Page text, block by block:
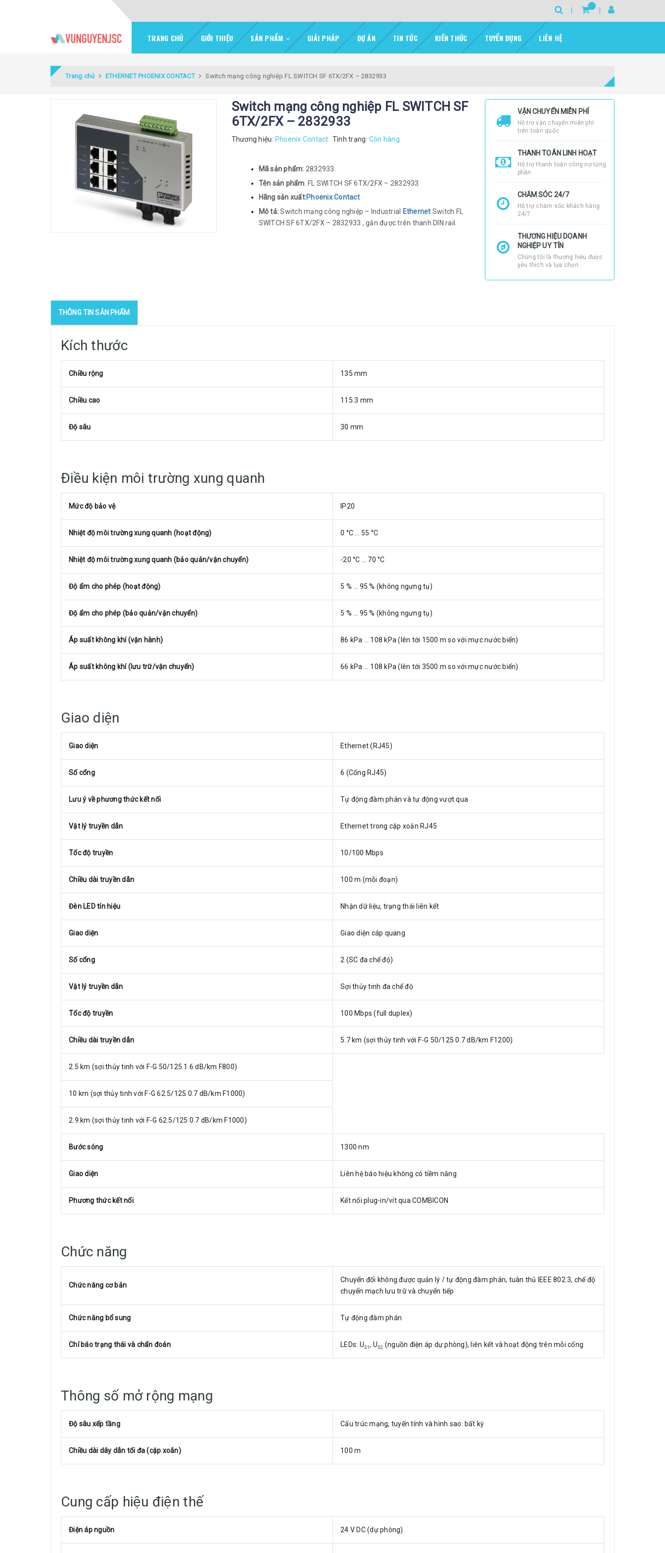
TRANG CHỦ GIỚI THIỆU SẢN PHẨM GIẢI PHÁP DỰ ÁN TIN TỨC KIẾN THỨC TUYỂN DỤNG LIÊN HỆ
Trang chủ ETHERNET PHOENIX CONTACT Switch mạng công nghiệp FL SWITCH SF 6TX/2FX – 2832933
Switch mạng công nghiệp FL SWITCH SF
6TX/2FX – 2832933
Thương hiệu: Phoenix Contact Tình trạng: Còn hàng
Mã sản phẩm: 2832933
Tên sản phẩm: FL SWITCH SF 6TX/2FX – 2832933
Hãng sản xuất:Phoenix Contact
Mô tả:Switch mạng công nghiệp – Industrial Ethernet Switch FL
SWITCH SF 6TX/2FX – 2832933 , gắn được trên thanh DIN rail.
VẬN CHUYỂN MIỄN PHÍ
Hỗ trợ vận chuyển miễn phí
trên toàn quốc
THANH TOÁN LINH HOẠT
Hỗ trợ thanh toán công nợ từng
phần
CHĂM SÓC 24/7
Hỗ trợ chăm sóc khách hàng
24/7
THƯƠNG HIỆU DOANH
NGHIỆP UY TÍN
Chúng tôi là thương hiệu được
yêu thích và lựa chọn
THÔNG TIN SẢN PHẨM
Kích thước
Chiều rộng 135 mm
Chiều cao 115.3 mm
Độ sâu 30 mm
Điều kiện môi trường xung quanh
Mức độ bảo vệ IP20
Nhiệt độ môi trường xung quanh (hoạt động) 0 °C … 55 °C
Nhiệt độ môi trường xung quanh (bảo quản/vận chuyển) -20 °C … 70 °C
Độ ẩm cho phép (hoạt động) 5 % … 95 % (không ngưng tụ)
Độ ẩm cho phép (bảo quản/vận chuyển) 5 % … 95 % (không ngưng tụ)
Áp suất không khí (vận hành) 86 kPa … 108 kPa (lên tới 1500 m so với mực nước biển)
Áp suất không khí (lưu trữ/vận chuyển) 66 kPa … 108 kPa (lên tới 3500 m so với mực nước biển)
Giao diện
Giao diện Ethernet (RJ45)
Số cổng 6 (Cổng RJ45)
Lưu ý về phương thức kết nối Tự động đàm phán và tự động vượt qua
Vật lý truyền dẫn Ethernet trong cặp xoắn RJ45
Tốc độ truyền 10/100 Mbps
Chiều dài truyền dẫn 100 m (mỗi đoạn)
Đèn LED tín hiệu Nhận dữ liệu, trạng thái liên kết
Giao diện Giao diện cáp quang
Số cổng 2 (SC đa chế độ)
Vật lý truyền dẫn Sợi thủy tinh đa chế độ
Tốc độ truyền 100 Mbps (full duplex)
Chiều dài truyền dẫn 5.7 km (sợi thủy tinh với F-G 50/125 0.7 dB/km F1200)
2.5 km (sợi thủy tinh với F-G 50/125 1.6 dB/km F800)
10 km (sợi thủy tinh với F-G 62.5/125 0.7 dB/km F1000)
2.9 km (sợi thủy tinh với F-G 62.5/125 0.7 dB/km F1000)
Bước sóng 1300 nm
Giao diện Liên hệ báo hiệu không có tiềm năng
Phương thức kết nối Kết nối plug-in/vít qua COMBICON
Chức năng
Chức năng cơ bản
Chuyển đổi không được quản lý / tự động đàm phán, tuân thủ IEEE 802.3, chế độ
chuyển mạch lưu trữ và chuyển tiếp
Chức năng bổ sung Tự động đàm phán
Chỉ báo trạng thái và chẩn đoán LEDs: U S1, U S2 (nguồn điện áp dự phòng), liên kết và hoạt động trên mỗi cổng
Thông số mở rộng mạng
Độ sâu xếp tầng Cấu trúc mạng, tuyến tính và hình sao: bất kỳ
Chiều dài dây dẫn tối đa (cặp xoắn) 100 m
Cung cấp hiệu điện thế
Điện áp nguồn 24 V DC (dự phòng)